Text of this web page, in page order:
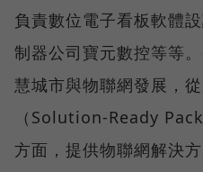
負責數位電子看板軟體
制器公司寶元數控等等
慧城市與物聯網發展，
（Solution-Ready
方面，提供物聯網解決方